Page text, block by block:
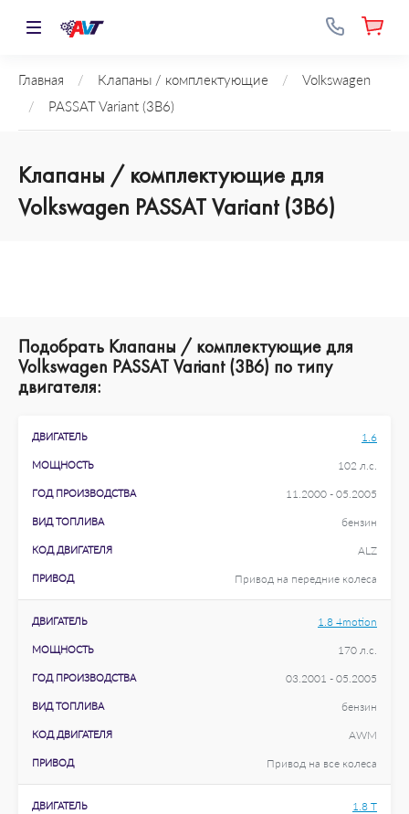
Главная / Клапаны / комплектующие /
Volkswagen
/
PASSAT Variant (3B6)
Клапаны / комплектующие для
Volkswagen PASSAT Variant (3B6)
Подобрать Клапаны / комплектующие для
Volkswagen PASSAT Variant (3B6) по типу
двигателя:
ДВИГАТЕЛЬ 1.6
МОЩНОСТЬ 102 л.с.
ГОД ПРОИЗВОДСТВА 11.2000 - 05.2005
ВИД ТОПЛИВА бензин
КОД ДВИГАТЕЛЯ ALZ
ПРИВОД Привод на передние колеса
ДВИГАТЕЛЬ 1.8 4motion
МОЩНОСТЬ 170 л.с.
ГОД ПРОИЗВОДСТВА 03.2001 - 05.2005
ВИД ТОПЛИВА бензин
КОД ДВИГАТЕЛЯ AWM
ПРИВОД Привод на все колеса
ДВИГАТЕЛЬ 1.8 T